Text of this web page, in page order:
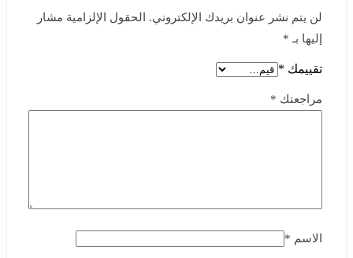
لن يتم نشر عنوان بريدك الإلكتروني.
الحقول الإلزامية مشار
إليها بـ *
تقييمك *
مراجعتك *
الاسم *